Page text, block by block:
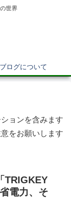
世界
ログについて
ョンを含みます
をお願いします
TRIGKEY
電力、そ